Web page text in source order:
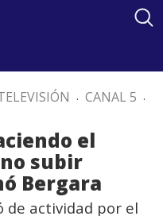
. CANAL 5 .
el
subir
Bergara
de actividad por el